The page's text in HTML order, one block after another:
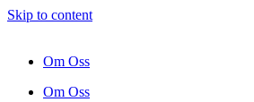
Skip to content
Om Oss
Om Oss